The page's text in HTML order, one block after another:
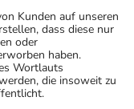
Kunden auf unseren
dass diese nur
oder
haben.
Wortlauts
die insoweit zu